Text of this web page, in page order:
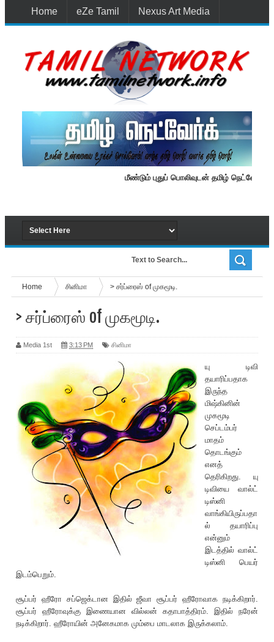
Home eZe Tamil Nexus Art Media
மீண்டும் புதுப் பொலிவுடன் தமிழ் நெட்வேர்க்.
Home சினிமா > சர்ப்ரைஸ் of முகமூடி.
> சர்ப்ரைஸ் of முகமூடி.
Media 1st 3:13 PM சினிமா
யு டிவி
தயா‌ரிப்பதாக
இருந்த
மிஷ்கினின்
முகமூடி
செப்டம்பர்
மாதம்
தொடங்கும்
என‌த்
தெ‌ரிகிறது. யு
டிவியை வால்ட்
டிஸ்னி
வாங்கியிருப்பதா
ல் தயா‌ரிப்பு
என்னும்
இடத்தில் வால்ட்
டிஸ்னி பெயர்
இடம்பெறும்.
சூப்பர் ஹீரோ சப்ஜெக்டான இதில் ‌ஜீவா சூப்பர் ஹீரோவாக நடிக்கிறார்.
சூப்பர் ஹீரோவுக்கு இணையான வில்லன் கதாபாத்திரம். இதில் நரேன்
நடிக்கிறார். ஹீரோயின் அனேகமாக மும்பை மாடலாக இருக்கலாம்.